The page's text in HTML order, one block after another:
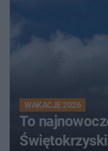
WAKACJE 2026
To